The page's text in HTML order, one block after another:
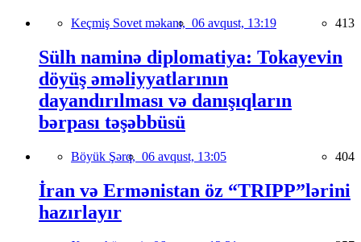
Keçmiş Sovet məkanı, 06 avqust, 13:19 413
Sülh naminə diplomatiya: Tokayevin
döyüş əməliyyatlarının
dayandırılması və danışıqların
bərpası təşəbbüsü
Böyük Şərq, 06 avqust, 13:05 404
İran və Ermənistan öz “TRIPP”lərini
hazırlayır